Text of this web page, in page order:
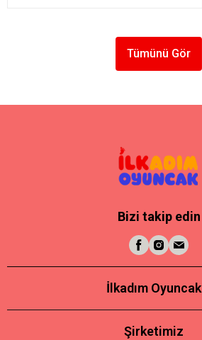
Tümünü Gör
Bizi takip edin
İlkadım Oyuncak
Şirketimiz